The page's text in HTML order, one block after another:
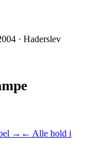
· Haderslev
→ ← Alle hold i